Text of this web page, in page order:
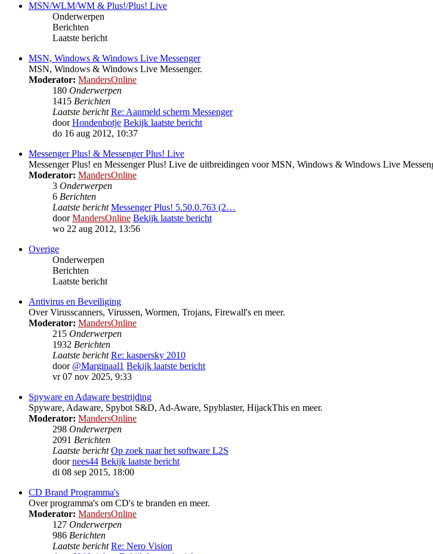
MSN/WLM/WM & Plus!/Plus! Live
Onderwerpen
Berichten
Laatste bericht
MSN, Windows & Windows Live Messenger
MSN, Windows & Windows Live Messenger.
Moderator: MandersOnline
180 Onderwerpen
1415 Berichten
Laatste bericht Re: Aanmeld scherm Messenger
doorHondenbotje Bekijk laatste bericht
do 16 aug 2012, 10:37
Messenger Plus! & Messenger Plus! Live
Messenger Plus! en Messenger Plus! Live de uitbreidingen voor MSN, Windows & Windows Live
Moderator: MandersOnline
3 Onderwerpen
6 Berichten
Laatste bericht Messenger Plus! 5.50.0.763 (2…
doorMandersOnline Bekijk laatste bericht
wo 22 aug 2012, 13:56
Overige
Onderwerpen
Berichten
Laatste bericht
Antivirus en Beveiliging
Over Virusscanners, Virussen, Wormen, Trojans, Firewall's en meer.
Moderator: MandersOnline
215 Onderwerpen
1932 Berichten
Laatste bericht Re: kaspersky 2010
door @Marginaal1 Bekijk laatste bericht
vr 07 nov 2025, 9:33
Spyware en Adaware bestrijding
Spyware, Adaware, Spybot S&D, Ad-Aware, Spyblaster, HijackThis en meer.
Moderator: MandersOnline
298 Onderwerpen
2091 Berichten
Laatste bericht Op zoek naar het software L2S
doornees44 Bekijk laatste bericht
di 08 sep 2015, 18:00
CD Brand Programma's
Over programma's om CD's te branden en meer.
Moderator: MandersOnline
127 Onderwerpen
986 Berichten
Laatste bericht Re: Nero Vision